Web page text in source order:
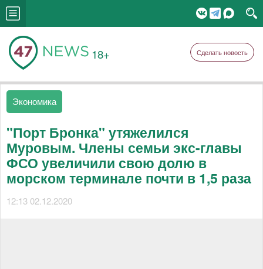
18+ Сделать новость
Экономика
"Порт Бронка" утяжелился
Муровым. Члены семьи экс-главы
ФСО увеличили свою долю в
морском терминале почти в 1,5 раза
12:13 02.12.2020